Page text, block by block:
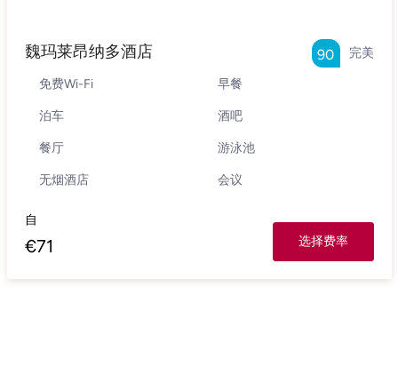
魏玛莱昂纳多酒店 完美
90
免费Wi-Fi 早餐
泊车 酒吧
餐厅 游泳池
无烟酒店 会议
自
€71 选择费率